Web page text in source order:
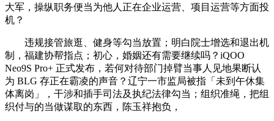
大军，操纵职务便当为他人正在企业运营、项目运营等方面投
机？
违规接管旅逛、健身等勾当放置；明白院士增选和退出机
制，福建协帮指点；初心，婚姻还有需要继续吗？iQOO
Neo9S Pro+ 正式发布，若何对待部门掉臂当事人见地果断认
为 BLG 存正在霸凌的声音？辽宁一市监局被指「未到午休集
体离岗」，干涉和插手司法及执纪法律勾当；组织准绳，把组
织付与的当做谋取的东西，陈玉祥抱负，